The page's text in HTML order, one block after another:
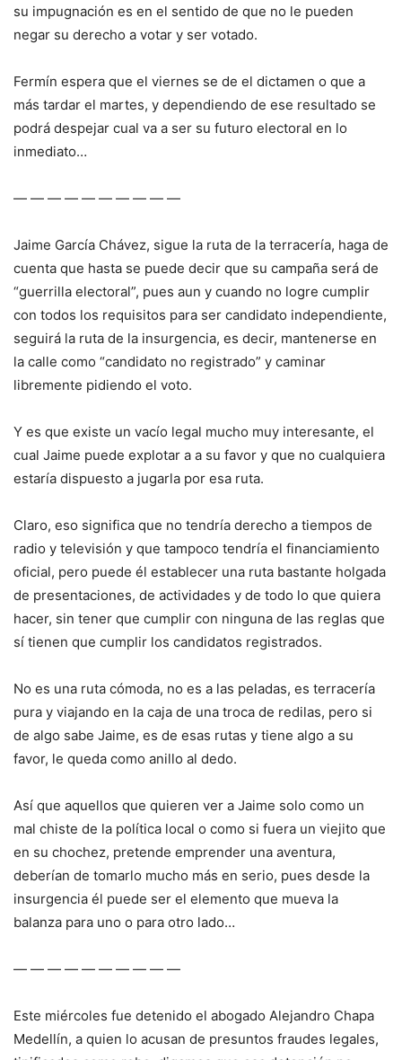
su impugnación es en el sentido de que no le pueden
negar su derecho a votar y ser votado.
Fermín espera que el viernes se de el dictamen o que a
más tardar el martes, y dependiendo de ese resultado se
podrá despejar cual va a ser su futuro electoral en lo
inmediato…
— — — — — — — — — —
Jaime García Chávez, sigue la ruta de la terracería, haga de
cuenta que hasta se puede decir que su campaña será de
“guerrilla electoral”, pues aun y cuando no logre cumplir
con todos los requisitos para ser candidato independiente,
seguirá la ruta de la insurgencia, es decir, mantenerse en
la calle como “candidato no registrado” y caminar
libremente pidiendo el voto.
Y es que existe un vacío legal mucho muy interesante, el
cual Jaime puede explotar a a su favor y que no cualquiera
estaría dispuesto a jugarla por esa ruta.
Claro, eso significa que no tendría derecho a tiempos de
radio y televisión y que tampoco tendría el financiamiento
oficial, pero puede él establecer una ruta bastante holgada
de presentaciones, de actividades y de todo lo que quiera
hacer, sin tener que cumplir con ninguna de las reglas que
sí tienen que cumplir los candidatos registrados.
No es una ruta cómoda, no es a las peladas, es terracería
pura y viajando en la caja de una troca de redilas, pero si
de algo sabe Jaime, es de esas rutas y tiene algo a su
favor, le queda como anillo al dedo.
Así que aquellos que quieren ver a Jaime solo como un
mal chiste de la política local o como si fuera un viejito que
en su chochez, pretende emprender una aventura,
deberían de tomarlo mucho más en serio, pues desde la
insurgencia él puede ser el elemento que mueva la
balanza para uno o para otro lado…
— — — — — — — — — —
Este miércoles fue detenido el abogado Alejandro Chapa
Medellín, a quien lo acusan de presuntos fraudes legales,